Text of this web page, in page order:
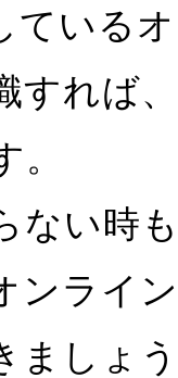
ている
すれば
ない時
ンライ
ましょ